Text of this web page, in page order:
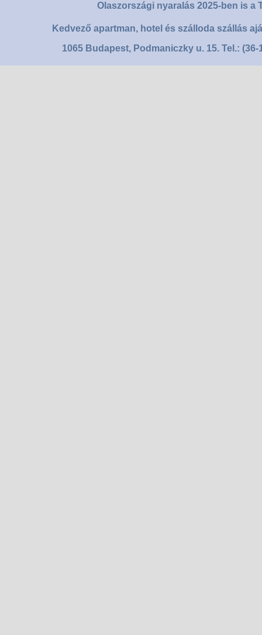
Olaszországi nyaralás 2025-ben is a
Kedvező apartman, hotel és szálloda szállás
1065 Budapest, Podmaniczky u. 15. Tel.: